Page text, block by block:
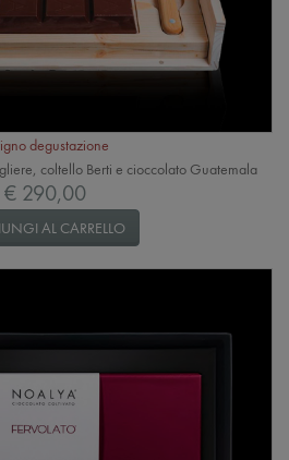
degustazione
coltello Berti e cioccolato Guatemala
€ 290,00
AL CARRELLO